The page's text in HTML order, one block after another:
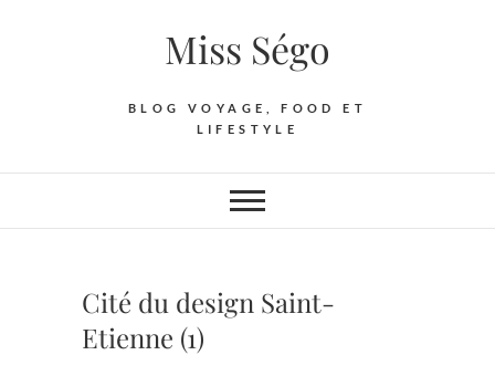
Miss Ségo
BLOG VOYAGE, FOOD ET
LIFESTYLE
Cité du design Saint-
Etienne (1)